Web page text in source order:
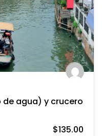
de agua) y crucero
$135.00